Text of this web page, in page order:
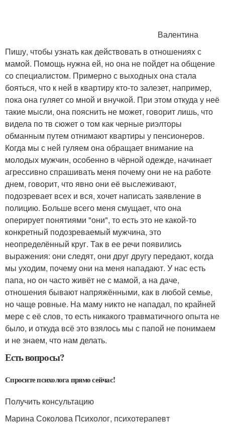
Валентина
Пишу, чтобы узнать как действовать в отношениях с
мамой. Помощь нужна ей, но она не пойдет на общение
со специалистом. Примерно с выходных она стала
бояться, что к ней в квартиру кто-то залезет, например,
пока она гуляет со мной и внучкой. При этом откуда у неё
такие мысли, она пояснить не может, говорит лишь, что
видела по тв сюжет о том как черные риэлторы
обманным путем отнимают квартиры у пенсионеров.
Когда мы с ней гуляем она обращает внимание на
молодых мужчин, особенно в чёрной одежде, начинает
агрессивно спрашивать меня почему они не на работе
днем, говорит, что явно они её выслеживают,
подозревает всех и вся, хочет написать заявление в
полицию. Больше всего меня смущает, что она
оперирует понятиями "они", то есть это не какой-то
конкретный подозреваемый мужчина, это
неопределённый круг. Так в ее речи появились
выражения: они следят, они друг другу передают, когда
мы уходим, почему они на меня нападают. У нас есть
папа, но он часто живёт не с мамой, а на даче,
отношения бывают напряжёнными, как в любой семье,
но чаще ровные. На маму никто не нападал, по крайней
мере с её слов, то есть никакого травматичного опыта не
было, и откуда всё это взялось мы с папой не понимаем
и не знаем, что нам делать.
Есть вопросы?
Спросите психолога прямо сейчас!
Получить консультацию
Марина Соколова Психолог, психотерапевт